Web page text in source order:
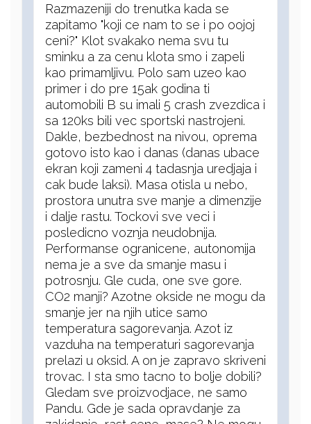
Razmazeniji do trenutka kada se
zapitamo "koji ce nam to se i po oojoj
ceni?" Klot svakako nema svu tu
sminku a za cenu klota smo i zapeli
kao primamljivu. Polo sam uzeo kao
primer i do pre 15ak godina ti
automobili B su imali 5 crash zvezdica i
sa 120ks bili vec sportski nastrojeni.
Dakle, bezbednost na nivou, oprema
gotovo isto kao i danas (danas ubace
ekran koji zameni 4 tadasnja uredjaja i
cak bude laksi). Masa otisla u nebo,
prostora unutra sve manje a dimenzije
i dalje rastu. Tockovi sve veci i
posledicno voznja neudobnija.
Performanse ogranicene, autonomija
nema je a sve da smanje masu i
potrosnju. Gle cuda, one sve gore.
CO2 manji? Azotne okside ne mogu da
smanje jer na njih utice samo
temperatura sagorevanja. Azot iz
vazduha na temperaturi sagorevanja
prelazi u oksid. A on je zapravo skriveni
trovac. I sta smo tacno to bolje dobili?
Gledam sve proizvodjace, ne samo
Pandu. Gde je sada opravdanje za